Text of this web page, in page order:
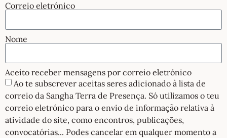
Correio eletrónico
Nome
Aceito receber mensagens por correio eletrónico
Ao te subscrever aceitas seres adicionado à lista de
correio da Sangha Terra de Presença. Só utilizamos o teu
correio eletrónico para o envio de informação relativa à
atividade do site, como encontros, publicações,
convocatórias... Podes cancelar em qualquer momento a